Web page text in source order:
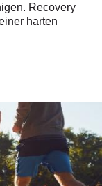
Recovery
harten